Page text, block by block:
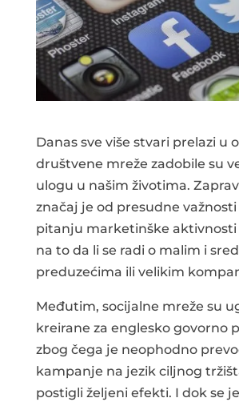
Danas sve više stvari prelazi u
društvene mreže zadobile su
ulogu u našim životima.
značaj je od presudne
pitanju marketinške aktivnosti
na to da li se radi o malim i
preduzećima ili velikim
Međutim, socijalne mreže su
kreirane za englesko govorno
zbog čega je neophodno
kampanje na jezik ciljnog
postigli željeni efekti. I dok se